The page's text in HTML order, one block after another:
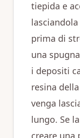
tiepida e
prima di
una
i depositi
resina
venga
lungo. Se
creare una